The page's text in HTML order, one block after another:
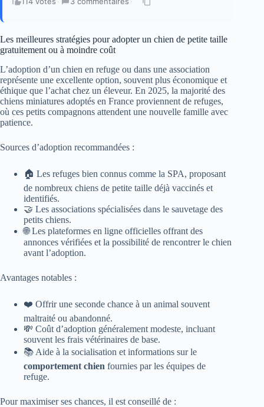
Les meilleures stratégies pour adopter un chien de petite taille
gratuitement ou à moindre coût
L’adoption d’un chien en refuge ou dans une association
représente une excellente option, souvent plus économique et
éthique que l’achat chez un éleveur. En 2025, la majorité des
chiens miniatures adoptés en France proviennent de refuges,
où ces petits compagnons attendent une nouvelle famille avec
patience.
Sources d’adoption recommandées :
🏠 Les refuges bien connus comme la SPA, proposant
de nombreux chiens de petite taille déjà vaccinés et
identifiés.
🤝 Les associations spécialisées dans le sauvetage des
petits chiens.
🌐 Les plateformes en ligne officielles offrant des
annonces vérifiées et la possibilité de rencontrer le chien
avant l’adoption.
Avantages notables :
❤️ Offrir une seconde chance à un animal souvent
maltraité ou abandonné.
💸 Coût d’adoption généralement modeste, incluant
souvent les frais vétérinaires de base.
📚 Aide à la socialisation et informations sur le
comportement chien fournies par les équipes de
refuge.
Pour maximiser ses chances, il est conseillé de :